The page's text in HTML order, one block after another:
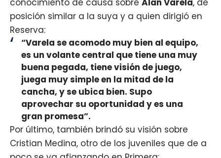
posición similar a la suya y a quien dirigió en
Reserva:
“Varela se acomodo muy bien al equipo,
es un volante central que tiene una muy
buena pegada, tiene visión de juego,
juega muy simple en la mitad de la
cancha, y se ubica bien. Supo
aprovechar su oportunidad y es una
gran promesa”.
Por último, también brindó su visión sobre
Cristian Medina, otro de los juveniles que de a